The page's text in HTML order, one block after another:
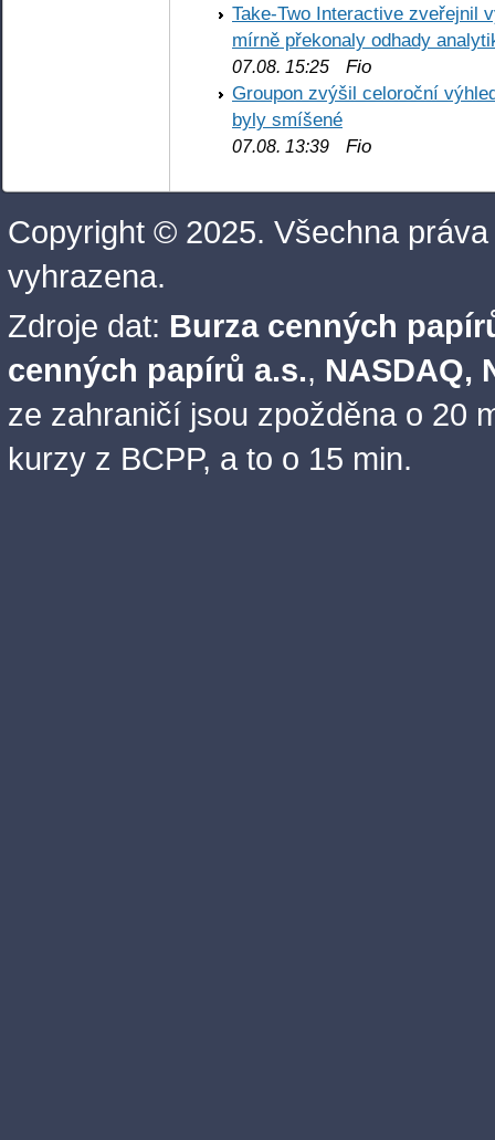
Take-Two Interactive zveřejnil
mírně překonaly odhady
07.08. 15:25 Fio
Groupon zvýšil celoroční
byly smíšené
07.08. 13:39 Fio
Copyright © 2025. Všechna práva
vyhrazena.
Zdroje dat: Burza cenných
cenných papírů a.s., NASDAQ,
ze zahraničí jsou zpožděna o 20
kurzy z BCPP, a to o 15 min.